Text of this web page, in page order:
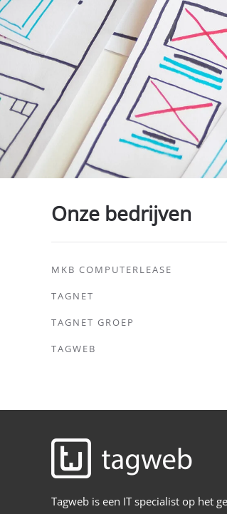
Onze bedrijven
MKB COMPUTERLEASE
TAGNET
TAGNET GROEP
TAGWEB
Tagweb is een IT specialist op het